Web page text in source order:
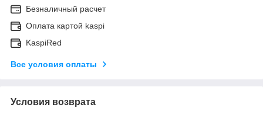
Безналичный расчет
Оплата картой kaspi
KaspiRed
Все условия оплаты
Условия возврата